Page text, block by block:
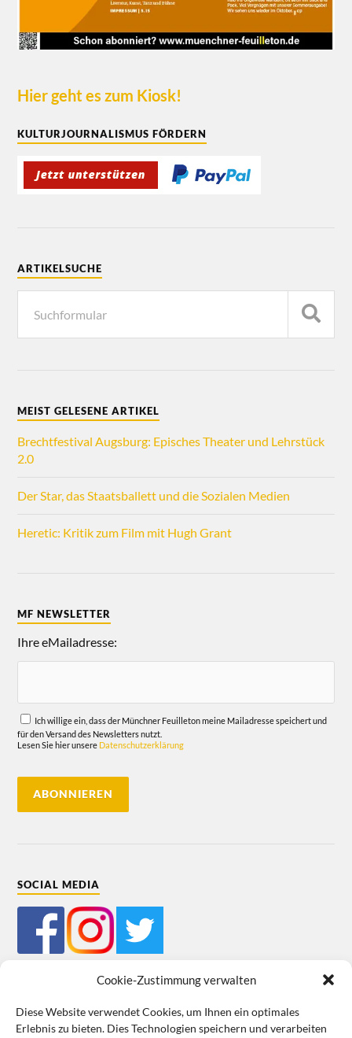
Cookie-Zustimmung verwalten
Diese Website verwendet Cookies, um Ihnen ein optimales
Erlebnis zu bieten. Dies Technologien speichern und verarbeiten
Hier geht es zum Kiosk!
KULTURJOURNALISMUS FÖRDERN
ARTIKELSUCHE
MEIST GELESENE ARTIKEL
Brechtfestival Augsburg: Episches Theater und Lehrstück
2.0
Der Star, das Staatsballett und die Sozialen Medien
Heretic: Kritik zum Film mit Hugh Grant
MF NEWSLETTER
Ihre eMailadresse:
Ich willige ein, dass der Münchner Feuilleton meine Mailadresse speichert und
für den Versand des Newsletters nutzt.
Lesen Sie hier unsere Datenschutzerklärung
SOCIAL MEDIA